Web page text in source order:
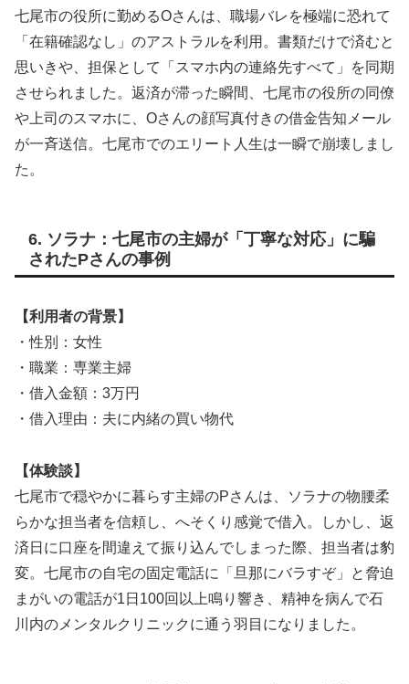
七尾市の役所に勤めるOさんは、職場バレを極端に恐れて
「在籍確認なし」のアストラルを利用。書類だけで済むと
思いきや、担保として「スマホ内の連絡先すべて」を同期
させられました。返済が滞った瞬間、七尾市の役所の同僚
や上司のスマホに、Oさんの顔写真付きの借金告知メール
が一斉送信。七尾市でのエリート人生は一瞬で崩壊しまし
た。
6. ソラナ：七尾市の主婦が「丁寧な対応」に騙
されたPさんの事例
【利用者の背景】
・性別：女性
・職業：専業主婦
・借入金額：3万円
・借入理由：夫に内緒の買い物代
【体験談】
七尾市で穏やかに暮らす主婦のPさんは、ソラナの物腰柔
らかな担当者を信頼し、へそくり感覚で借入。しかし、返
済日に口座を間違えて振り込んでしまった際、担当者は豹
変。七尾市の自宅の固定電話に「旦那にバラすぞ」と脅迫
まがいの電話が1日100回以上鳴り響き、精神を病んで石
川内のメンタルクリニックに通う羽目になりました。